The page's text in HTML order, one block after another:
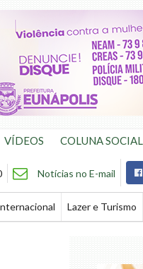
VÍDEOS COLUNA SOCIAL
Notícias no E-mail
Lazer e Turismo